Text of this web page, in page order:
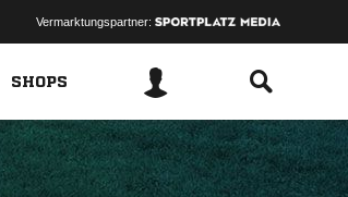
Vermarktungspartner:
SHOPS